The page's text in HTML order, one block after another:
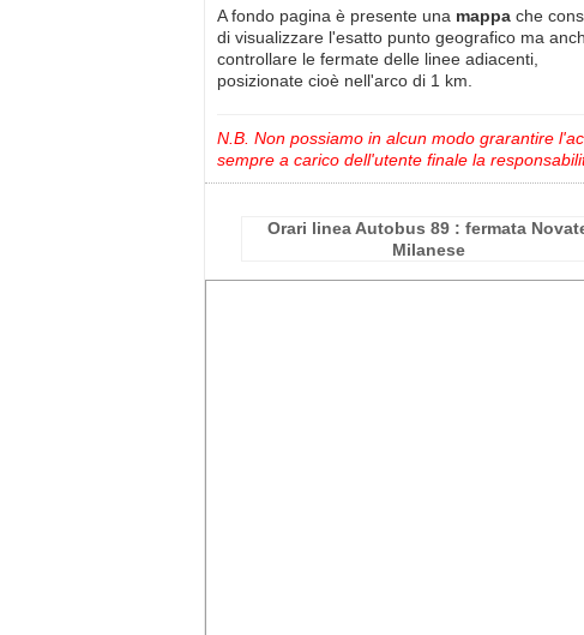
A fondo pagina è presente una mappa che
di visualizzare l'esatto punto geografico ma
controllare le fermate delle linee adiacenti,
posizionate cioè nell'arco di 1 km.
N.B. Non possiamo in alcun modo grarantire
sempre a carico dell'utente finale la
Orari linea Autobus 89 : fermata
Milanese